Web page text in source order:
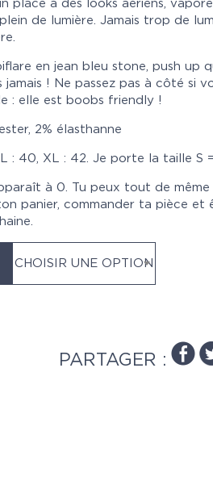
place à des looks aériens,
de lumière. Jamais trop de
en jean bleu stone, push up
! Ne passez pas à côté si
: elle est boobs friendly !
2% élasthanne
L : 40, XL : 42. Je porte la taille S
à 0. Tu peux tout de même
panier, commander ta pièce et
CHOISIR UNE OPTION
PARTAGER :